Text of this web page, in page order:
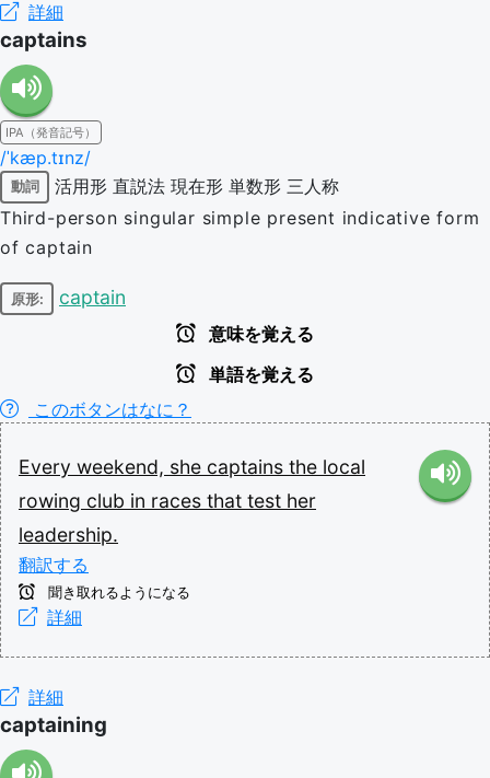
詳細
captains
IPA（発音記号）
/ˈkæp.tɪnz/
動詞 活用形 直説法 現在形 単数形 三人称
Third-person singular simple present indicative form
of captain
原形: captain
意味を覚える
単語を覚える
このボタンはなに？
Every weekend, she captains the local
rowing club in races that test her
leadership.
翻訳する
聞き取れるようになる
詳細
詳細
captaining